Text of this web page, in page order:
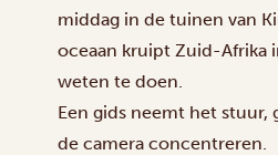
middag in de tuinen van
oceaan kruipt Zuid-Afrika
weten te doen.
Een gids neemt het
de camera concentreren.